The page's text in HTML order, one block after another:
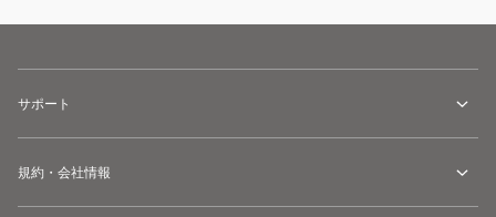
サポート
規約・会社情報